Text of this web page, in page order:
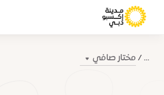
... مختار صافي